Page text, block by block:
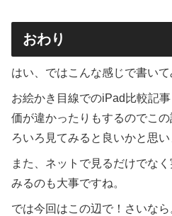
おわり
はい、ではこんな感じで書いて
お絵かき目線でのiPad比較記
価が違かったりもするのでこ
ろいろ見てみると良いかと思い
また、ネットで見るだけでな
みるのも大事ですね。
では今回はこの辺で！さいなら